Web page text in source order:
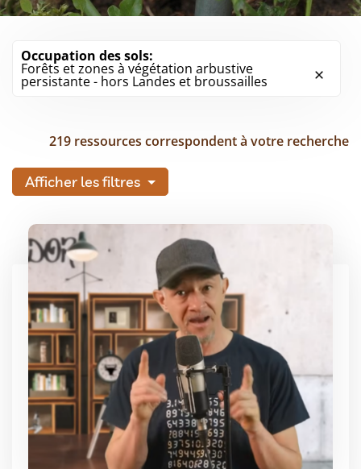
Occupation des sols:
Forêts et zones à végétation arbustive
persistante - hors Landes et broussailles
219 ressources correspondent à votre recherche
Afficher les filtres